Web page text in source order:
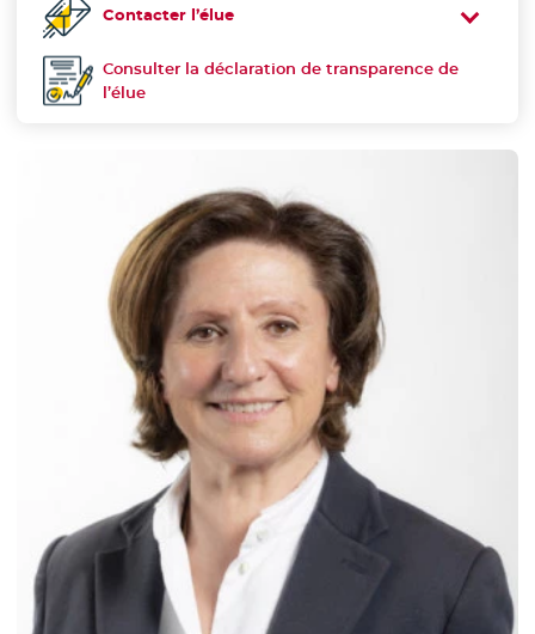
Contacter l’élue
Déclaration de transparence :
Consulter la déclaration de transparence de
l’élue